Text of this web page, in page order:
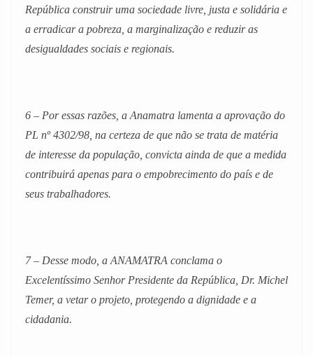
República construir uma sociedade livre, justa e solidária e
a erradicar a pobreza, a marginalização e reduzir as
desigualdades sociais e regionais.
6 – Por essas razões, a Anamatra lamenta a aprovação do
PL nº 4302/98, na certeza de que não se trata de matéria
de interesse da população, convicta ainda de que a medida
contribuirá apenas para o empobrecimento do país e de
seus trabalhadores.
7 – Desse modo, a ANAMATRA conclama o
Excelentíssimo Senhor Presidente da República, Dr. Michel
Temer, a vetar o projeto, protegendo a dignidade e a
cidadania.